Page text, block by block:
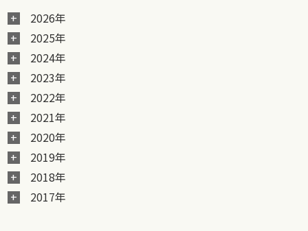
2026年
2025年
2024年
2023年
2022年
2021年
2020年
2019年
2018年
2017年